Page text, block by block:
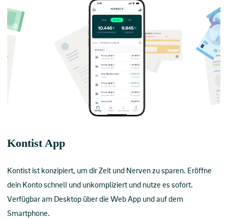
Kontist App
Kontist ist konzipiert, um dir Zeit und Nerven zu sparen. Eröffne
dein Konto schnell und unkompliziert und nutze es sofort.
Verfügbar am Desktop über die Web App und auf dem
Smartphone.